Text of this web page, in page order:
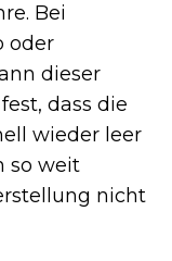
Bei
oder
dieser
dass die
wieder leer
so weit
nicht